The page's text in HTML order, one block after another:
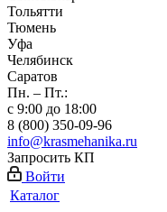
Тольятти
Тюмень
Уфа
Челябинск
Саратов
Пн. – Пт.:
с 9:00 до 18:00
8 (800) 350-09-96
info@krasmehanika.ru
Запросить КП
Войти
Каталог